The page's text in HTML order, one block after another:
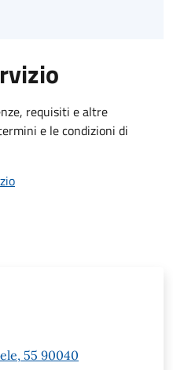
requisiti e altre
e le condizioni di
55 90040